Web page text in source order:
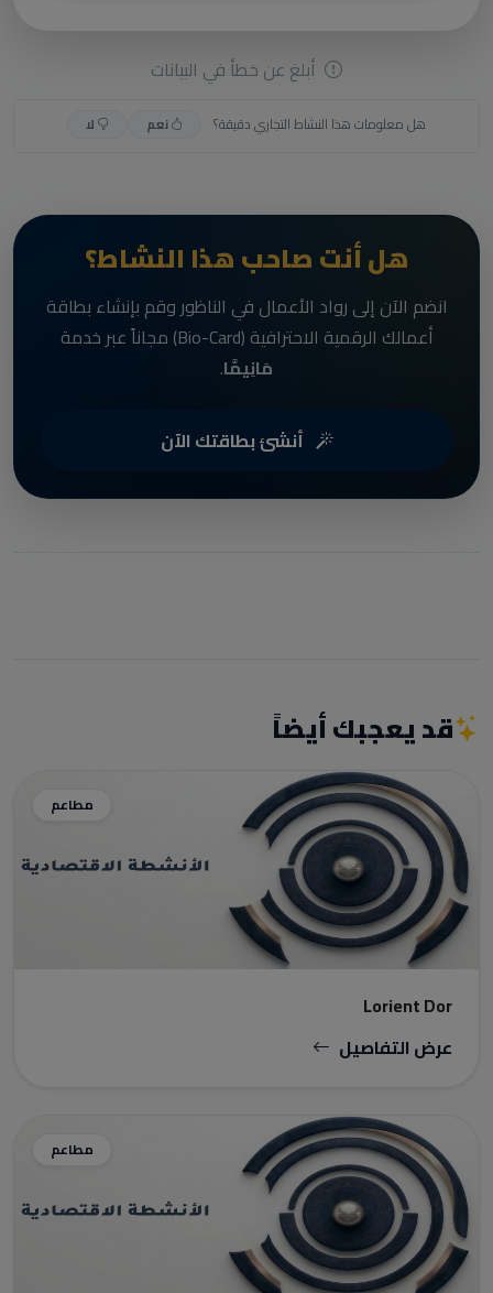
أبلغ عن خطأ في البيانات
هل معلومات هذا النشاط التجاري دقيقة؟ نعم لا
هل أنت صاحب هذا النشاط؟
انضم الآن إلى رواد الأعمال في الناظور وقم بإنشاء بطاقة
أعمالك الرقمية الاحترافية (Bio-Card) مجاناً عبر خدمة
مَانِيمَّا.
أنشئ بطاقتك الآن
قد يعجبك أيضاً
مطاعم
Lorient Dor
عرض التفاصيل
مطاعم